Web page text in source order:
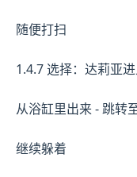
随便打扫
1.4.7 选择：达莉亚
从浴缸里出来 - 跳转
继续躲着